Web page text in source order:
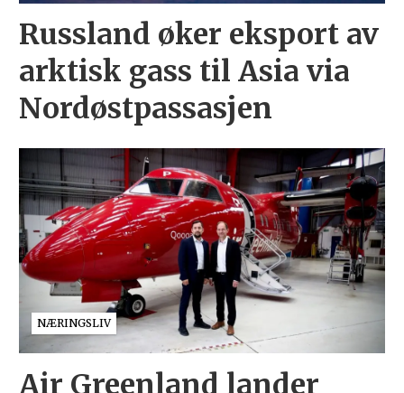
Russland øker eksport av
arktisk gass til Asia via
Nordøstpassasjen
NÆRINGSLIV
Air Greenland lander